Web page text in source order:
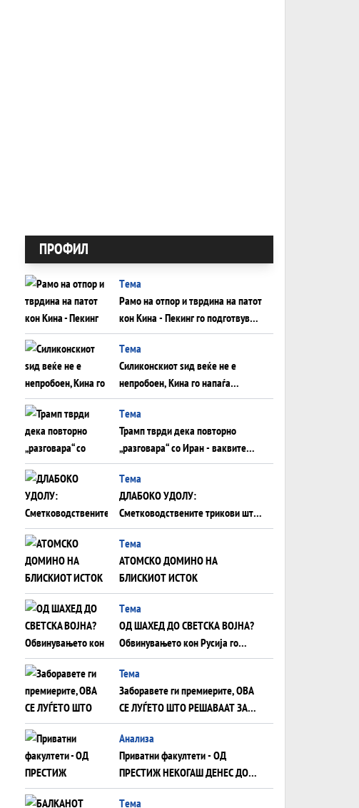
ПРОФИЛ
Tема
Рамо на отпор и тврдина на патот
кон Кина - Пекинг го подготвува
Иран за американска копнена
инвазија
Tема
Силиконскиот ѕид веќе не е
непробоен, Кина го напаѓа
последниот голем монопол на
Западот?
Tема
Трамп тврди дека повторно
„разговара“ со Иран - ваквите
моменти се поопасни од
отворените закани
Tема
ДЛАБОКО УДОЛУ:
Сметководствените трикови што
го соборија ЕНРОН ги
применуваат гигантите за ВИ
Tема
АТОМСКО ДОМИНО НА
БЛИСКИОТ ИСТОК
Tема
ОД ШАХЕД ДО СВЕТСКА ВОЈНА?
Обвинувањето кон Русија го
поврзува Блискиот Исток со
украинското бојно поле?
Тема
Заборавете ги премиерите, ОВА
СЕ ЛУЃЕТО ШТО РЕШАВААТ ЗА
МИР, ВОЈНА, СОЖИВОТ ИЛИ
ПРОПАСТ
Анализа
Приватни факултети - ОД
ПРЕСТИЖ НЕКОГАШ ДЕНЕС ДО
ФАБРИКИ ЗА ДИПЛОМИ
Tема